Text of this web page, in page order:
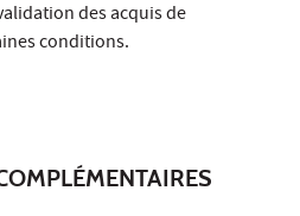
des acquis de
conditions.